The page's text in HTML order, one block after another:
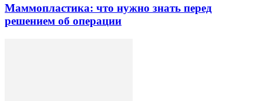
Маммопластика: что нужно знать перед
решением об операции